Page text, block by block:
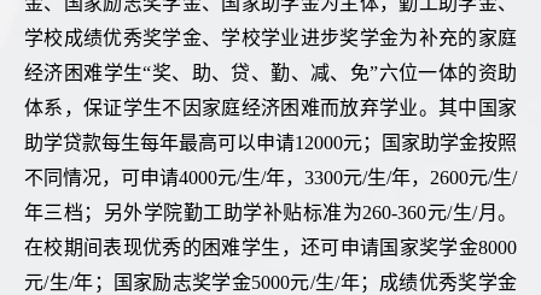
学校成绩优秀奖学金、学校学业进步奖学金为补充的家庭
经济困难学生“奖、助、贷、勤、减、免”六位一体的资助
体系，保证学生不因家庭经济困难而放弃学业。其中国家
助学贷款每生每年最高可以申请12000元；国家助学金按照
不同情况，可申请4000元/生/年，3300元/生/年，2600元/生/
年三档；另外学院勤工助学补贴标准为260-360元/生/月。
在校期间表现优秀的困难学生，还可申请国家奖学金8000
元/生/年；国家励志奖学金5000元/生/年；成绩优秀奖学金